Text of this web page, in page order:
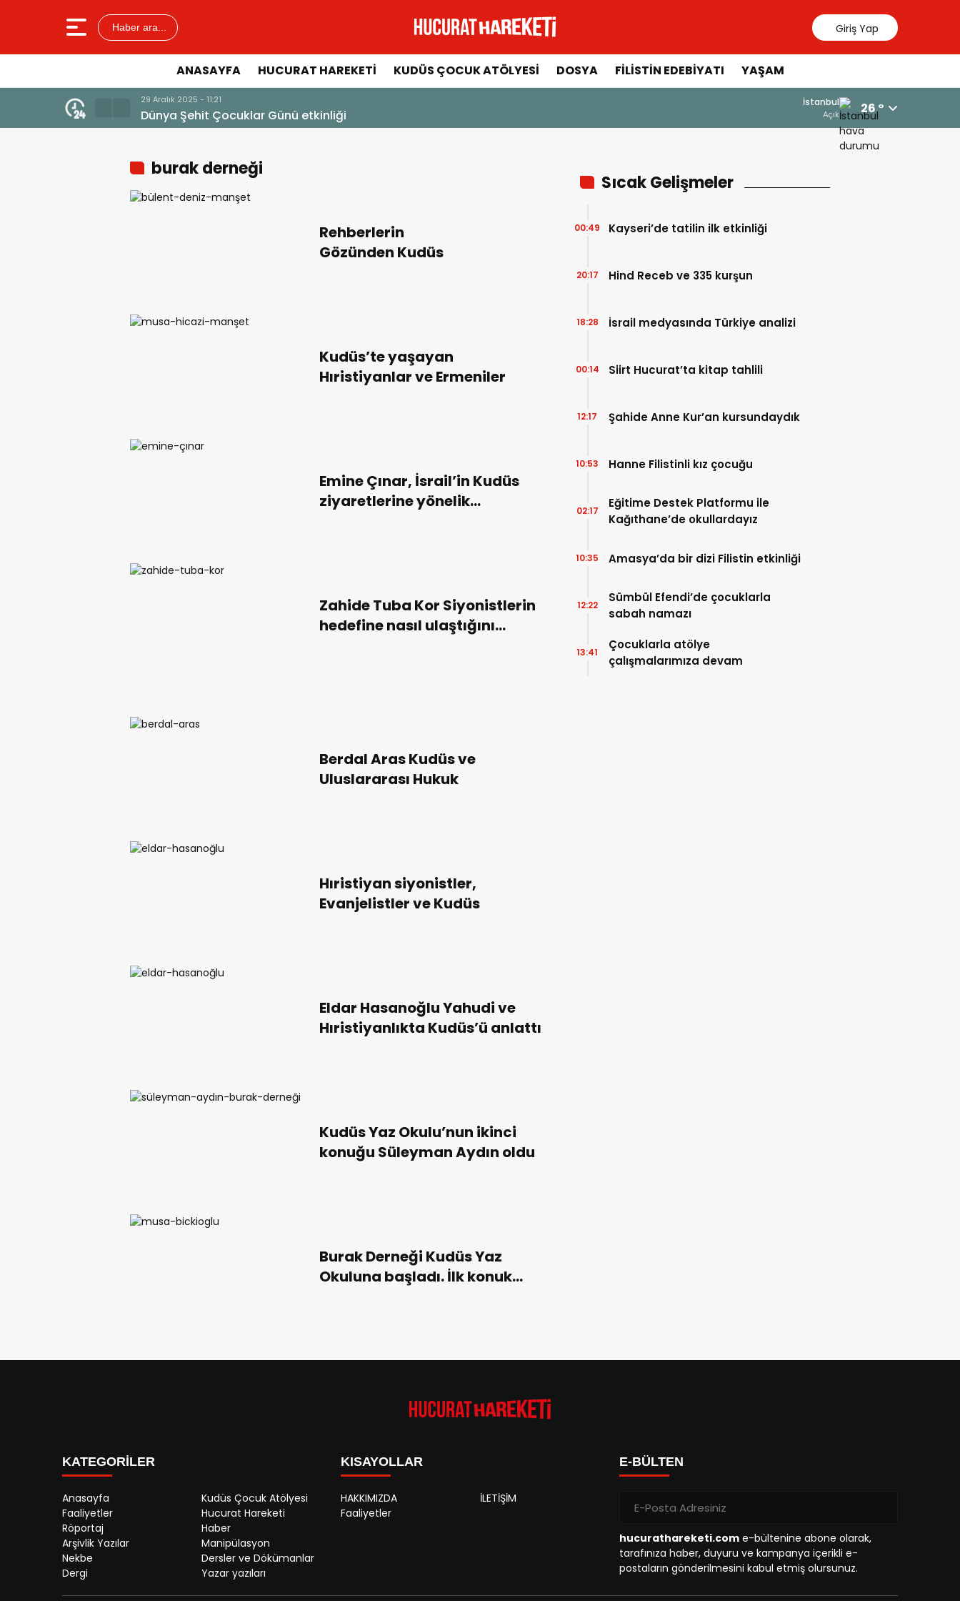
Haber ara... Giriş Yap
ANASAYFA HUCURAT HAREKETI KUDÜS ÇOCUK ATÖLYESI DOSYA FILISTIN EDEBIYATI YAŞAM
23 Aralık 2025 - 13:14
Ayetlerle Filistin ve Mescid-i Aksa
24 Ekim 2025 - 08:34
Mescid-i Aksa haritası vektörel
İstanbul
Açık 26 °
burak derneği
Rehberlerin
Gözünden Kudüs
Kudüs’te yaşayan
Hıristiyanlar ve Ermeniler
Emine Çınar, İsrail’in Kudüs
ziyaretlerine yönelik
Zahide Tuba Kor Siyonistlerin
hedefine nasıl ulaştığını
Berdal Aras Kudüs ve
Uluslararası Hukuk
Hıristiyan siyonistler,
Evanjelistler ve Kudüs
Eldar Hasanoğlu Yahudi ve
Hıristiyanlıkta Kudüs’ü anlattı
Kudüs Yaz Okulu’nun ikinci
konuğu Süleyman Aydın oldu
Burak Derneği Kudüs Yaz
Okuluna başladı. İlk konuk
Sıcak Gelişmeler
Kayseri’de tatilin ilk etkinliği
00:49
Hind Receb ve 335 kurşun
20:17
İsrail medyasında Türkiye analizi
18:28
Siirt Hucurat’ta kitap tahlili
00:14
Şahide Anne Kur’an kursundaydık
12:17
Hanne Filistinli kız çocuğu
10:53
Eğitime Destek Platformu ile
Kağıthane’de okullardayız
02:17
Amasya’da bir dizi Filistin etkinliği
10:35
Sümbül Efendi’de çocuklarla
sabah namazı
12:22
Çocuklarla atölye
çalışmalarımıza devam
13:41
KATEGORİLER
Anasayfa
Kudüs Çocuk Atölyesi
Faaliyetler
Hucurat Hareketi
Röportaj
Haber
Arşivlik Yazılar
Manipülasyon
Nekbe
Dersler ve Dökümanlar
Dergi
Yazar yazıları
KISAYOLLAR
HAKKIMIZDA
İLETİŞİM
Faaliyetler
E-BÜLTEN
hucurathareketi.com e-bültenine abone olarak,
tarafınıza haber, duyuru ve kampanya içerikli e-
postaların gönderilmesini kabul etmiş olursunuz.